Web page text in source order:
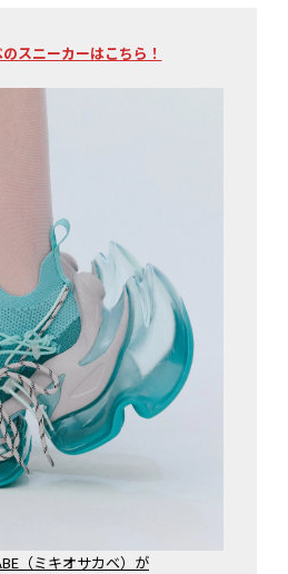
スニーカーはこちら！
（ミキオサカベ）が